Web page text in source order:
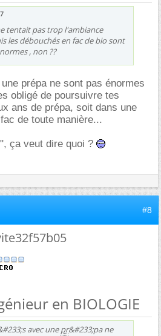
tentait pas trop l'ambiance
les débouchés en fac de bio sont
, non ??
prépa ne sont pas énormes
obligé de poursuivre tes
ans de prépa, soit dans une
de toute manière...
ça veut dire quoi ?
#8
en BIOLOGIE
avec unepr&#233;pa ne